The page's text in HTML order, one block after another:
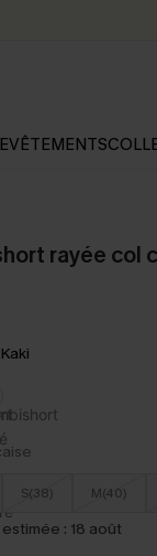
VÊTEMENTS
rayée col
Kaki
S(38) M(40)
: 18 août